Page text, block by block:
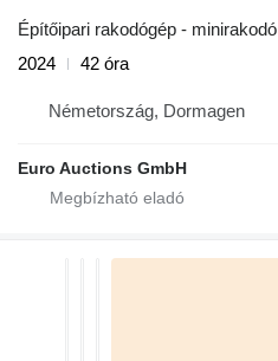
Építőipari rakodógép - minirakodó
2024
42 óra
Németország, Dormagen
Euro Auctions GmbH